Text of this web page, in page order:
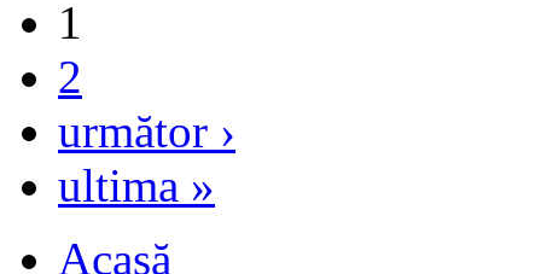
1
2
următor ›
ultima »
Acasă